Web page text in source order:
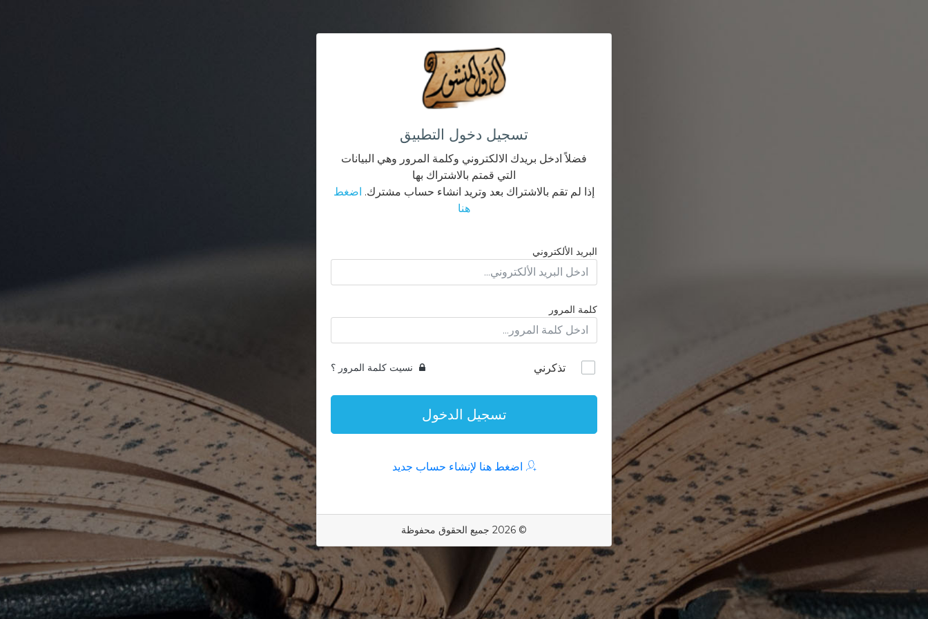
تسجيل دخول التطبيق
فضلاً ادخل بريدك الالكتروني وكلمة المرور وهي البيانات
التي قمتم بالاشتراك بها
إذا لم تقم بالاشتراك بعد وتريد انشاء حساب مشترك. اضغط
هنا
البريد الألكتروني
كلمة المرور
تذكرني نسيت كلمة المرور ؟
تسجيل الدخول
اضغط هنا لإنشاء حساب جديد
© 2026 جميع الحقوق محفوظة